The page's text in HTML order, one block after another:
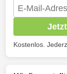
Kostenlos.